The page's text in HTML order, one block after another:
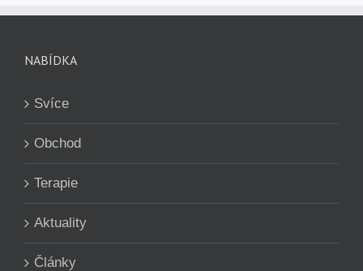
NABÍDKA
Svíce
Obchod
Terapie
Aktuality
Články